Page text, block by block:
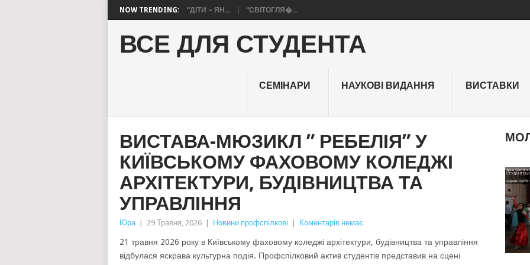
NOW TRENDING: “ДІТИ – ЯН... “СВІТОГЛЯ�...
ВСЕ ДЛЯ СТУДЕНТА
СЕМІНАРИ НАУКОВІ ВИДАННЯ ВИСТАВКИ
ВИСТАВА-МЮЗИКЛ ” РЕБЕЛІЯ” У
КИЇВСЬКОМУ ФАХОВОМУ КОЛЕДЖІ
АРХІТЕКТУРИ, БУДІВНИЦТВА ТА
УПРАВЛІННЯ
Юра 29 Травня, 2026 Новини профспілкові Коментарів немає
21 травня 2026 року в Київському фаховому коледжі архітектури, будівництва та управління
відбулася яскрава культурна подія. Профспілковий актив студентів представив на сцені
День Святого
чудове свято
22 лютого на
виконавчий та
До заходу
ГЕРОЯМ
17 лютого в
комітетами
…